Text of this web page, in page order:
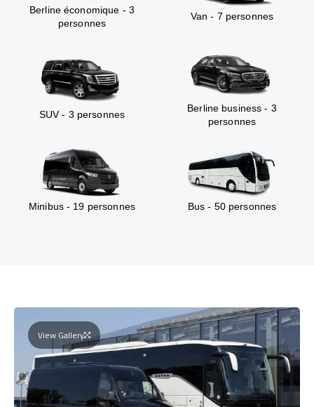
Berline économique - 3
personnes
Van - 7 personnes
SUV - 3 personnes
Berline business - 3
personnes
Minibus - 19 personnes Bus - 50 personnes
View Gallery